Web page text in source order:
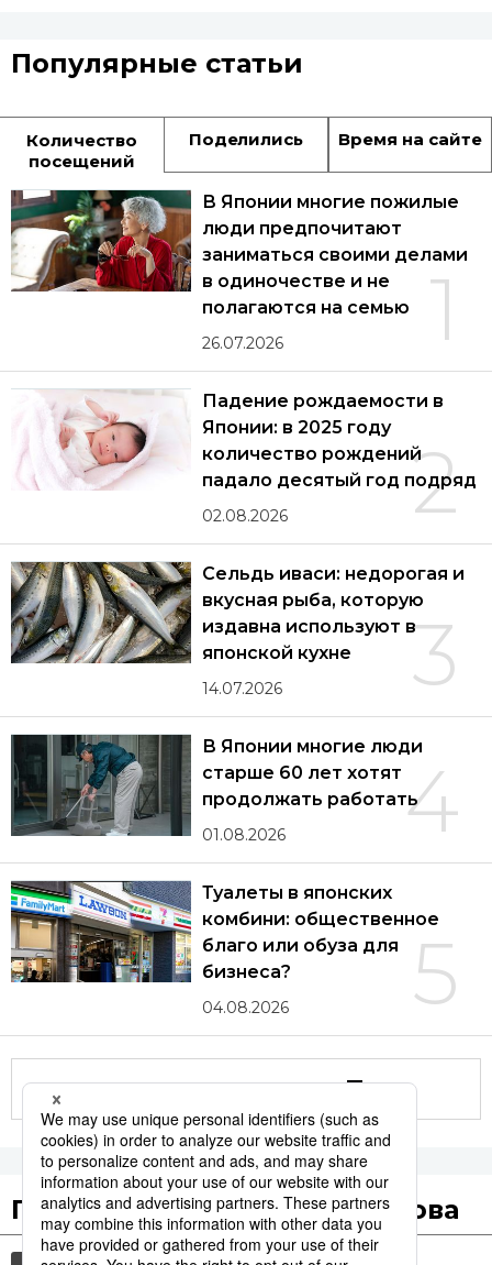
Популярные статьи
Количество
посещений
Поделились Время на сайте
1
В Японии многие пожилые
люди предпочитают
заниматься своими делами
в одиночестве и не
полагаются на семью
26.07.2026
2
Падение рождаемости в
Японии: в 2025 году
количество рождений
падало десятый год подряд
02.08.2026
3
Сельдь иваси: недорогая и
вкусная рыба, которую
издавна используют в
японской кухне
14.07.2026
4
В Японии многие люди
старше 60 лет хотят
продолжать работать
01.08.2026
5
Туалеты в японских
комбини: общественное
благо или обуза для
бизнеса?
04.08.2026
Другие статьи по теме
Популярные поисковые слова